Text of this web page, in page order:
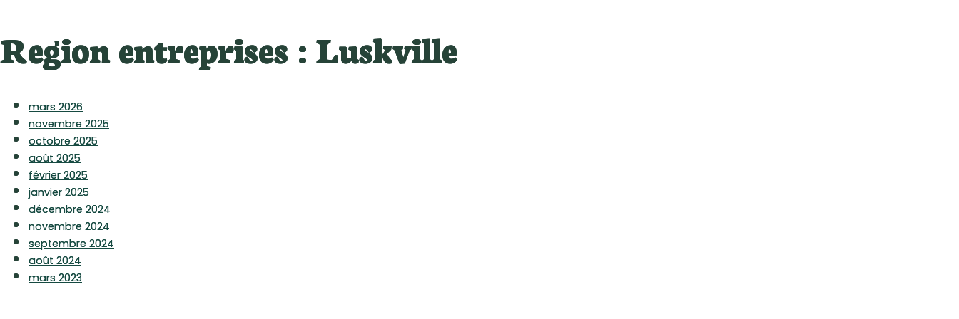
Region entreprises : Luskville
mars 2026
novembre 2025
octobre 2025
août 2025
février 2025
janvier 2025
décembre 2024
novembre 2024
septembre 2024
août 2024
mars 2023